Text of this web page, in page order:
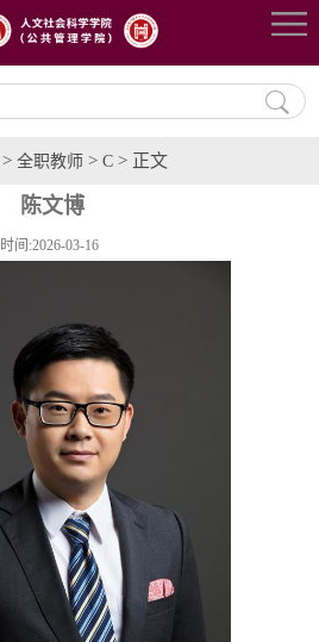
> 全职教师 > C > 正文
陈文博
时间:2026-03-16